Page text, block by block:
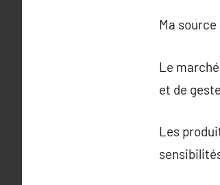
Ma source
Le
et de
Les